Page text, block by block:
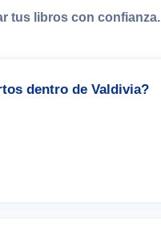
tus libros con confianza.
dentro de Valdivia?